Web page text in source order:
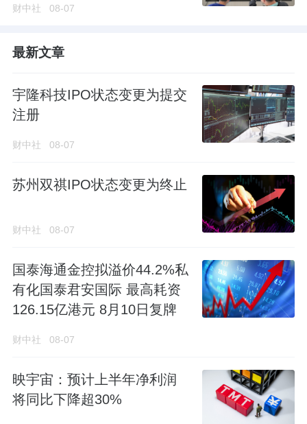
财中社 08-07
最新文章
宇隆科技IPO状态变更为提交
注册
财中社 08-07
苏州双祺IPO状态变更为终止
财中社 08-07
国泰海通金控拟溢价44.2%私
有化国泰君安国际 最高耗资
126.15亿港元 8月10日复牌
财中社 08-07
映宇宙：预计上半年净利润
将同比下降超30%